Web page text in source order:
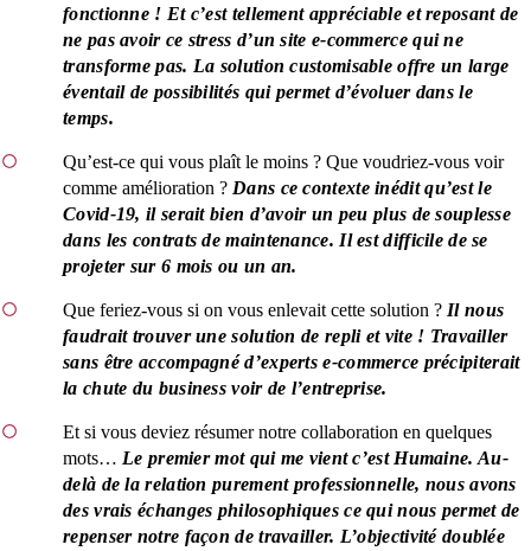
fonctionne ! Et c’est tellement appréciable et reposant de
ne pas avoir ce stress d’un site e-commerce qui ne
transforme pas. La solution customisable offre un large
éventail de possibilités qui permet d’évoluer dans le
temps.
Qu’est-ce qui vous plaît le moins ? Que voudriez-vous voir
comme amélioration ? Dans ce contexte inédit qu’est le
Covid-19, il serait bien d’avoir un peu plus de souplesse
dans les contrats de maintenance. Il est difficile de se
projeter sur 6 mois ou un an.
Que feriez-vous si on vous enlevait cette solution ? Il nous
faudrait trouver une solution de repli et vite ! Travailler
sans être accompagné d’experts e-commerce précipiterait
la chute du business voir de l’entreprise.
Et si vous deviez résumer notre collaboration en quelques
mots… Le premier mot qui me vient c’est Humaine. Au-
delà de la relation purement professionnelle, nous avons
des vrais échanges philosophiques ce qui nous permet de
repenser notre façon de travailler. L’objectivité doublée